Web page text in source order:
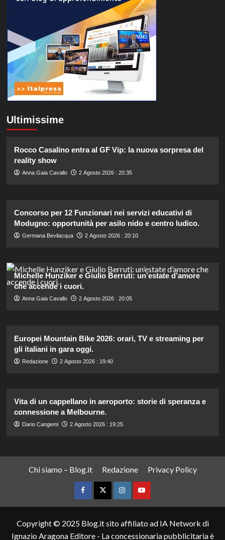
Ultimissime
Rocco Casalino entra al GF Vip: la nuova sorpresa del
reality show
Anna Gaia Cavallo 2 Agosto 2026 : 20:35
Concorso per 12 Funzionari nei servizi educativi di
Modugno: opportunità per asilo nido e centro ludico.
Germana Bevilacqua 2 Agosto 2026 : 20:10
Michelle Hunziker e Giulio Berruti: un’estate d’amore
che accende i cuori.
Anna Gaia Cavallo 2 Agosto 2026 : 20:05
Europei Mountain Bike 2026: orari, TV e streaming per
gli italiani in gara oggi.
Redazione 2 Agosto 2026 : 19:40
Vita di un cappellano in aeroporto: storie di speranza e
connessione a Melbourne.
Dario Cangemi 2 Agosto 2026 : 19:25
Chi siamo – Blog.it Redazione Privacy Policy
FacebookTwitterInstagramYouTube
Copyright © 2025 Blog.it sito affiliato ad IA Network di
Ignazio Aragona Editore - La concessionaria pubblicitaria è